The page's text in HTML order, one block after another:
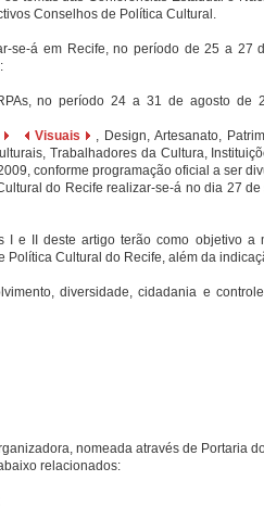
Conselhos de Política Cultural.
se-á em Recife, no período de 25 a 27
no período 24 a 31 de agosto de
Visuais
, Design, Artesanato,
Trabalhadores da Cultura,
conforme programação oficial a ser
do Recife realizar-se-á no dia 27
I e II deste artigo terão como objetivo a
Cultural do Recife, além da
diversidade, cidadania e
nomeada através de Portaria
relacionados: